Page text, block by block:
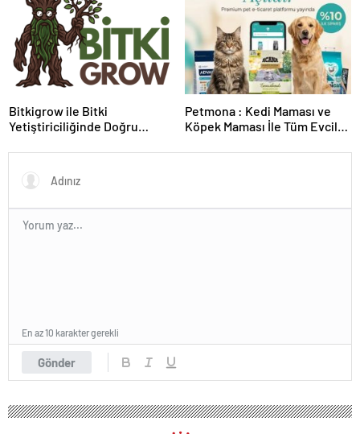
Bitkigrow ile Bitki
Yetiştiriciliğinde Doğru
Petmona : Kedi Maması ve
Köpek Maması İle Tüm Evcil
Gönder
En az 10 karakter gerekli